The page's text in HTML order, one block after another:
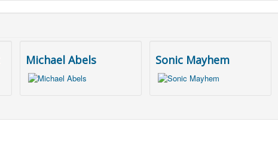
Michael Abels Sonic Mayhem